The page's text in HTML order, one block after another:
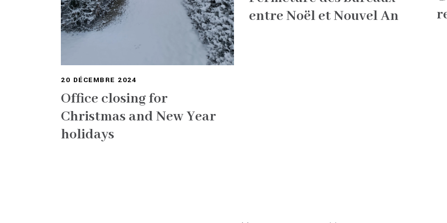
20 DÉCEMBRE 2024
Office closing for
Christmas and New Year
holidays
entre Noël et Nouvel An